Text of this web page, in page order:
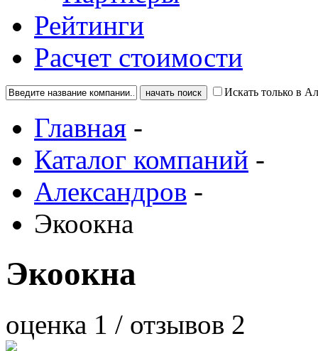
Рейтинги
Расчет стоимости
Искать только в
Главная -
Каталог компаний -
Александров -
Экоокна
Экоокна
оценка 1 / отзывов 2